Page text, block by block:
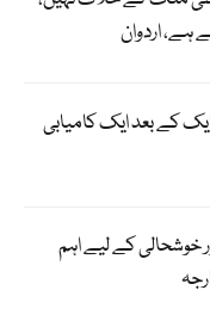
ہے، اردوان
کے بعد ایک کامیابی
خوشحالی کے لیے اہم